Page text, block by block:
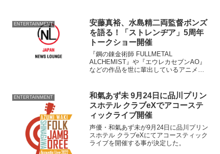
ENTERTAINMENT
安藤真裕、水島精二両監督ボンズ
を語る！「ストレンヂア」5周年
トークショー開催
『鋼の錬金術師 FULLMETAL
ALCHEMIST』や『エウレカセブンAO』
などの作品を世に輩出しているアニメ制
京・テアトル新宿で開催された。 同イ
ベントはアニ...
ENTERTAINMENT
和氣あず未 9月24日に品川プリン
スホテル クラブeXでアコーステ
ィックライブ開催
声優・和氣あず未が9月24日に品川プリン
スホテル クラブeXにてアコースティック
ライブを開催する事が決定した。